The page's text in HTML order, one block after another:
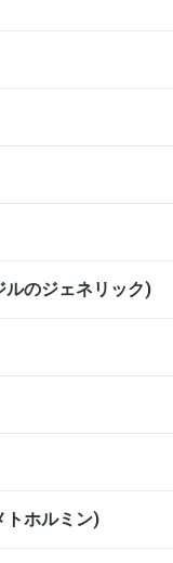
ルのジェネリック)
トホルミン)